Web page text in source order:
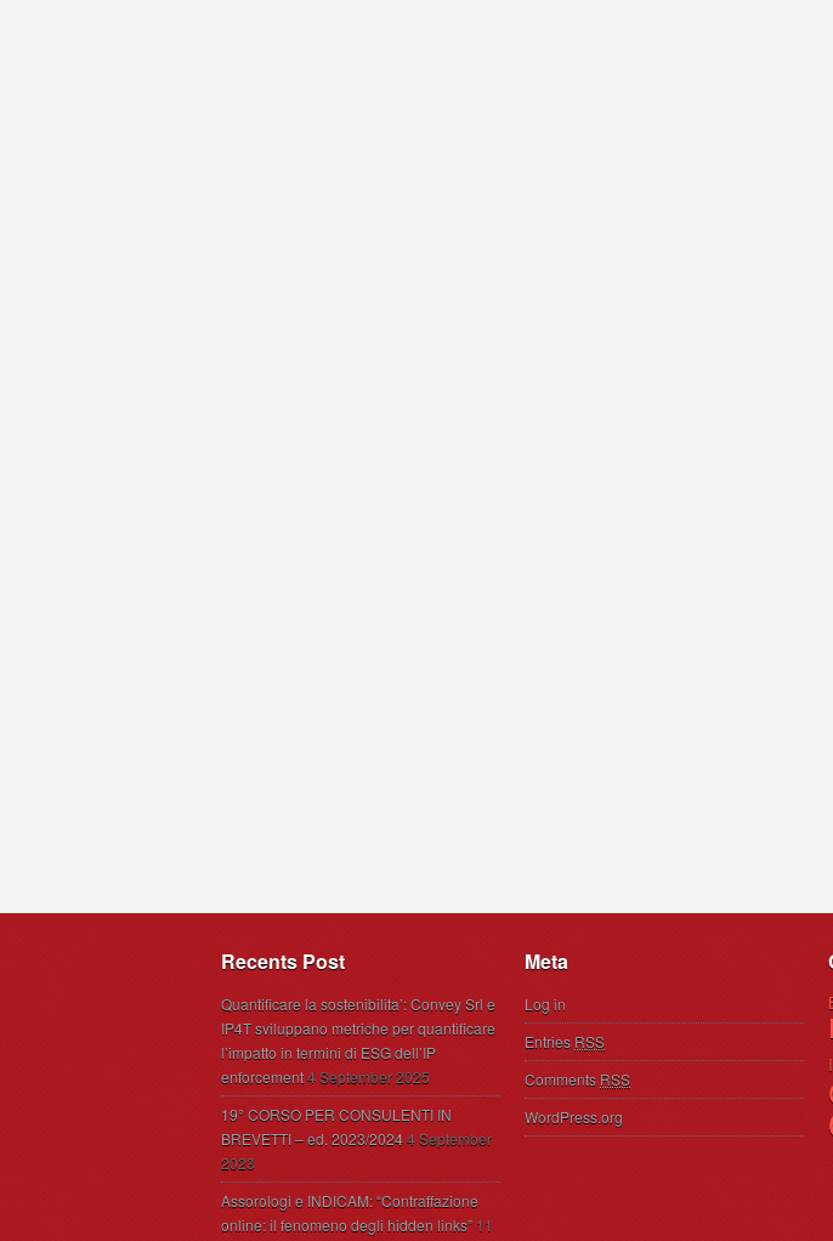
Recents Post
Quantificare la sostenibilita’: Convey Srl e
IP4T sviluppano metriche per quantificare
l’impatto in termini di ESG dell’IP
enforcement4 September 2025
19° CORSO PER CONSULENTI IN
BREVETTI – ed. 2023/20244 September
2023
Assorologi e INDICAM: “Contraffazione
online: il fenomeno degli hidden links” 11
Meta
Log in
Entries RSS
Comments RSS
WordPress.org